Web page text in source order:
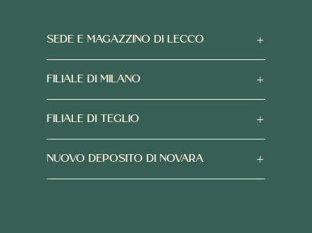
SEDE E MAGAZZINO DI LECCO
FILIALE DI MILANO
FILIALE DI TEGLIO
NUOVO DEPOSITO DI NOVARA